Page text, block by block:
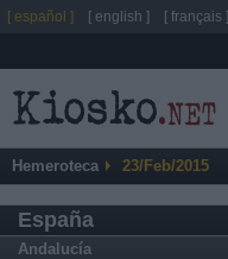
Hemeroteca 23/Feb/2015
España
Andalucía
[ español ] [ english ] [ français ]